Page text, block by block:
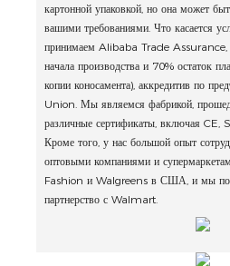
картонной упаковкой, но она может
вашими требованиями. Что касается
принимаем Alibaba Trade Assurance,
начала производства и 70% остаток
копии коносамента), аккредитив по
Union. Мы являемся фабрикой,
различные сертификаты, включая
Кроме того, у нас большой опыт
оптовыми компаниями и
Fashion и Walgreens в США, и мы
партнерство с Walmart.